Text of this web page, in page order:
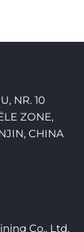
NR. 10
ZONE,
CHINA
Co., Ltd.